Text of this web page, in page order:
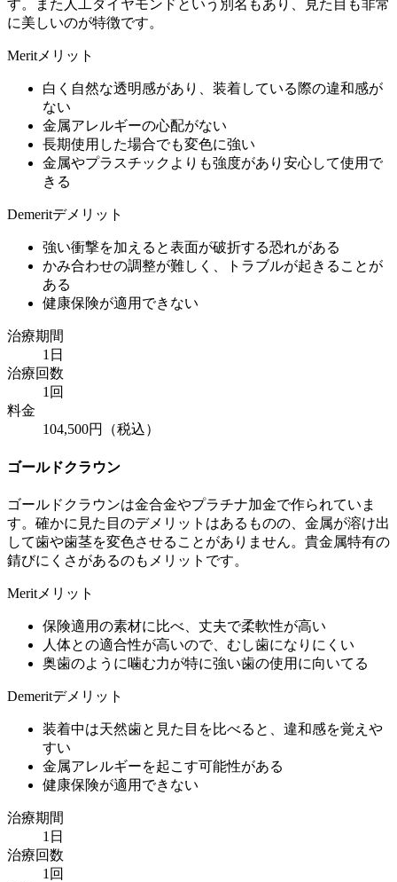
す。また人工ダイヤモンドという別名もあり、見た目も非常
に美しいのが特徴です。
Meritメリット
白く自然な透明感があり、装着している際の違和感が
ない
金属アレルギーの心配がない
長期使用した場合でも変色に強い
金属やプラスチックよりも強度があり安心して使用で
きる
Demeritデメリット
強い衝撃を加えると表面が破折する恐れがある
かみ合わせの調整が難しく、トラブルが起きることが
ある
健康保険が適用できない
治療期間
1日
治療回数
1回
料金
104,500円（税込）
ゴールドクラウン
ゴールドクラウンは金合金やプラチナ加金で作られていま
す。確かに見た目のデメリットはあるものの、金属が溶け出
して歯や歯茎を変色させることがありません。貴金属特有の
錆びにくさがあるのもメリットです。
Merit メリット
保険適用の素材に比べ、丈夫で柔軟性が高い
人体との適合性が高いので、むし歯になりにくい
奥歯のように噛む力が特に強い歯の使用に向いてる
Demeritデメリット
装着中は天然歯と見た目を比べると、違和感を覚えや
すい
金属アレルギーを起こす可能性がある
健康保険が適用できない
治療期間
1日
治療回数
1回